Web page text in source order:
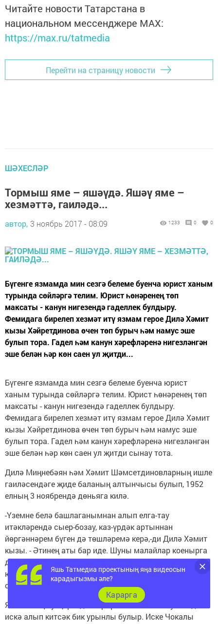
Читайте новости Татарстана в
национальном мессенджере MАХ:
https://max.ru/tatmedia
Перейти на страницу новости
ШӘХЕСЛӘР
Тормыш яме – яшәүдә. Яшәү яме –
хезмәттә, гаиләдә...
автор, 3 ноябрь 2017 - 08:09 1233 0 0
Бүгенге язмамда мин сезгә белеме буенча юрист ханым
турында сөйләргә телим. Юрист һөнәренең төп
максаты - канун нигезендә гаделлек булдыру.
Фемидага бирелеп хезмәт итү язмам герое Дилә Хәмит
кызы Хәйретдинова өчен төп бурыч һәм намус эше
булып тора. Гадел һәм канун хәрефләренә нигезләнгән
эше белән һәр көн саен ул җитди...
Бүгенге язмамда мин сезгә белеме буенча юрист
ханым турында сөйләргә телим. Юрист һөнәренең төп
максаты - канун нигезендә гаделлек булдыру.
Фемидага бирелеп хезмәт итү язмам герое Дилә Хәмит
кызы Хәйретдинова өчен төп бурыч һәм намус эше
булып тора. Гадел һәм канун хәрефләренә нигезләнгән
эше белән һәр көн саен ул җитди сынау тота.
Дилә Миңнебәян һәм Хәмит Шәмсетдиновларның ишле
гаиләсендәге җиде баланың алтынчысы булып, 1952
елның 3 ноябрендә дөньяга килә.
-Үземне белә башлаганымнан алып елга-тау
итәкләрендә сыер-бозау, каз-үрдәк артыннан
йөргәннәрем бүген дә төшләремә керә,-ди Дилә Хәмит
кызы. - Әтинең аты бар иде. Шуны малайлар коенырга
дип буалап куйган буага алып төшеп, көненә өч тапкыр
юындыра идем. Әй, йөрәкләнә иде ул яшь-җилкенчәк -
суларын пычратканмындыр шул инде...
Язмамның бу җирендә мәрхүм Хәмит Сәлах улын да
искә алып китсәк бик урынлы булыр. Иске Чокалы
Яшь Татмедиа проектының яңа видеосын
карадыгызмы әле?
Карарга